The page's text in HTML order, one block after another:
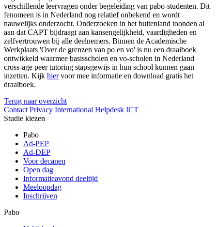
verschillende leervragen onder begeleiding van pabo-studenten. Dit
fenomeen is in Nederland nog relatief onbekend en wordt
nauwelijks onderzocht. Onderzoeken in het buitenland toonden al
aan dat CAPT bijdraagt aan kansengelijkheid, vaardigheden en
zelfvertrouwen bij alle deelnemers. Binnen de Academische
Werkplaats 'Over de grenzen van po en vo' is nu een draaiboek
ontwikkeld waarmee basisscholen en vo-scholen in Nederland
cross-age peer tutoring stapsgewijs in hun school kunnen gaan
inzetten. Kijk hiervoor mee informatie en download gratis het
draaiboek.
Terug naar overzicht
Contact Privacy International Helpdesk ICT
Studie kiezen
Pabo
Ad-PEP
Ad-DEP
Voor decanen
Open dag
Informatieavond deeltijd
Meeloopdag
Inschrijven
Pabo